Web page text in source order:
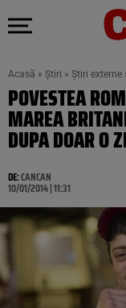
Acasă » Știri » Știri externe
POVESTEA
MAREA
DUPA DOAR O
DE:CANCAN
10/01/2014 | 11:31